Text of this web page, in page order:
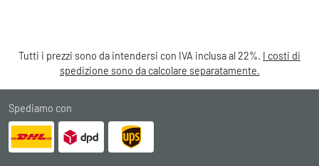
Tutti i prezzi sono da intendersi con IVA inclusa al 22%. I costi di
spedizione sono da calcolare separatamente.
Spediamo con